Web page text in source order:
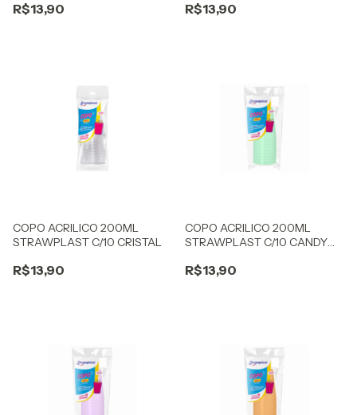
R$13,90 R$13,90
COPO ACRILICO 200ML
STRAWPLAST C/10 CRISTAL
R$13,90
COPO ACRILICO 200ML
STRAWPLAST C/10 CANDY
R$13,90